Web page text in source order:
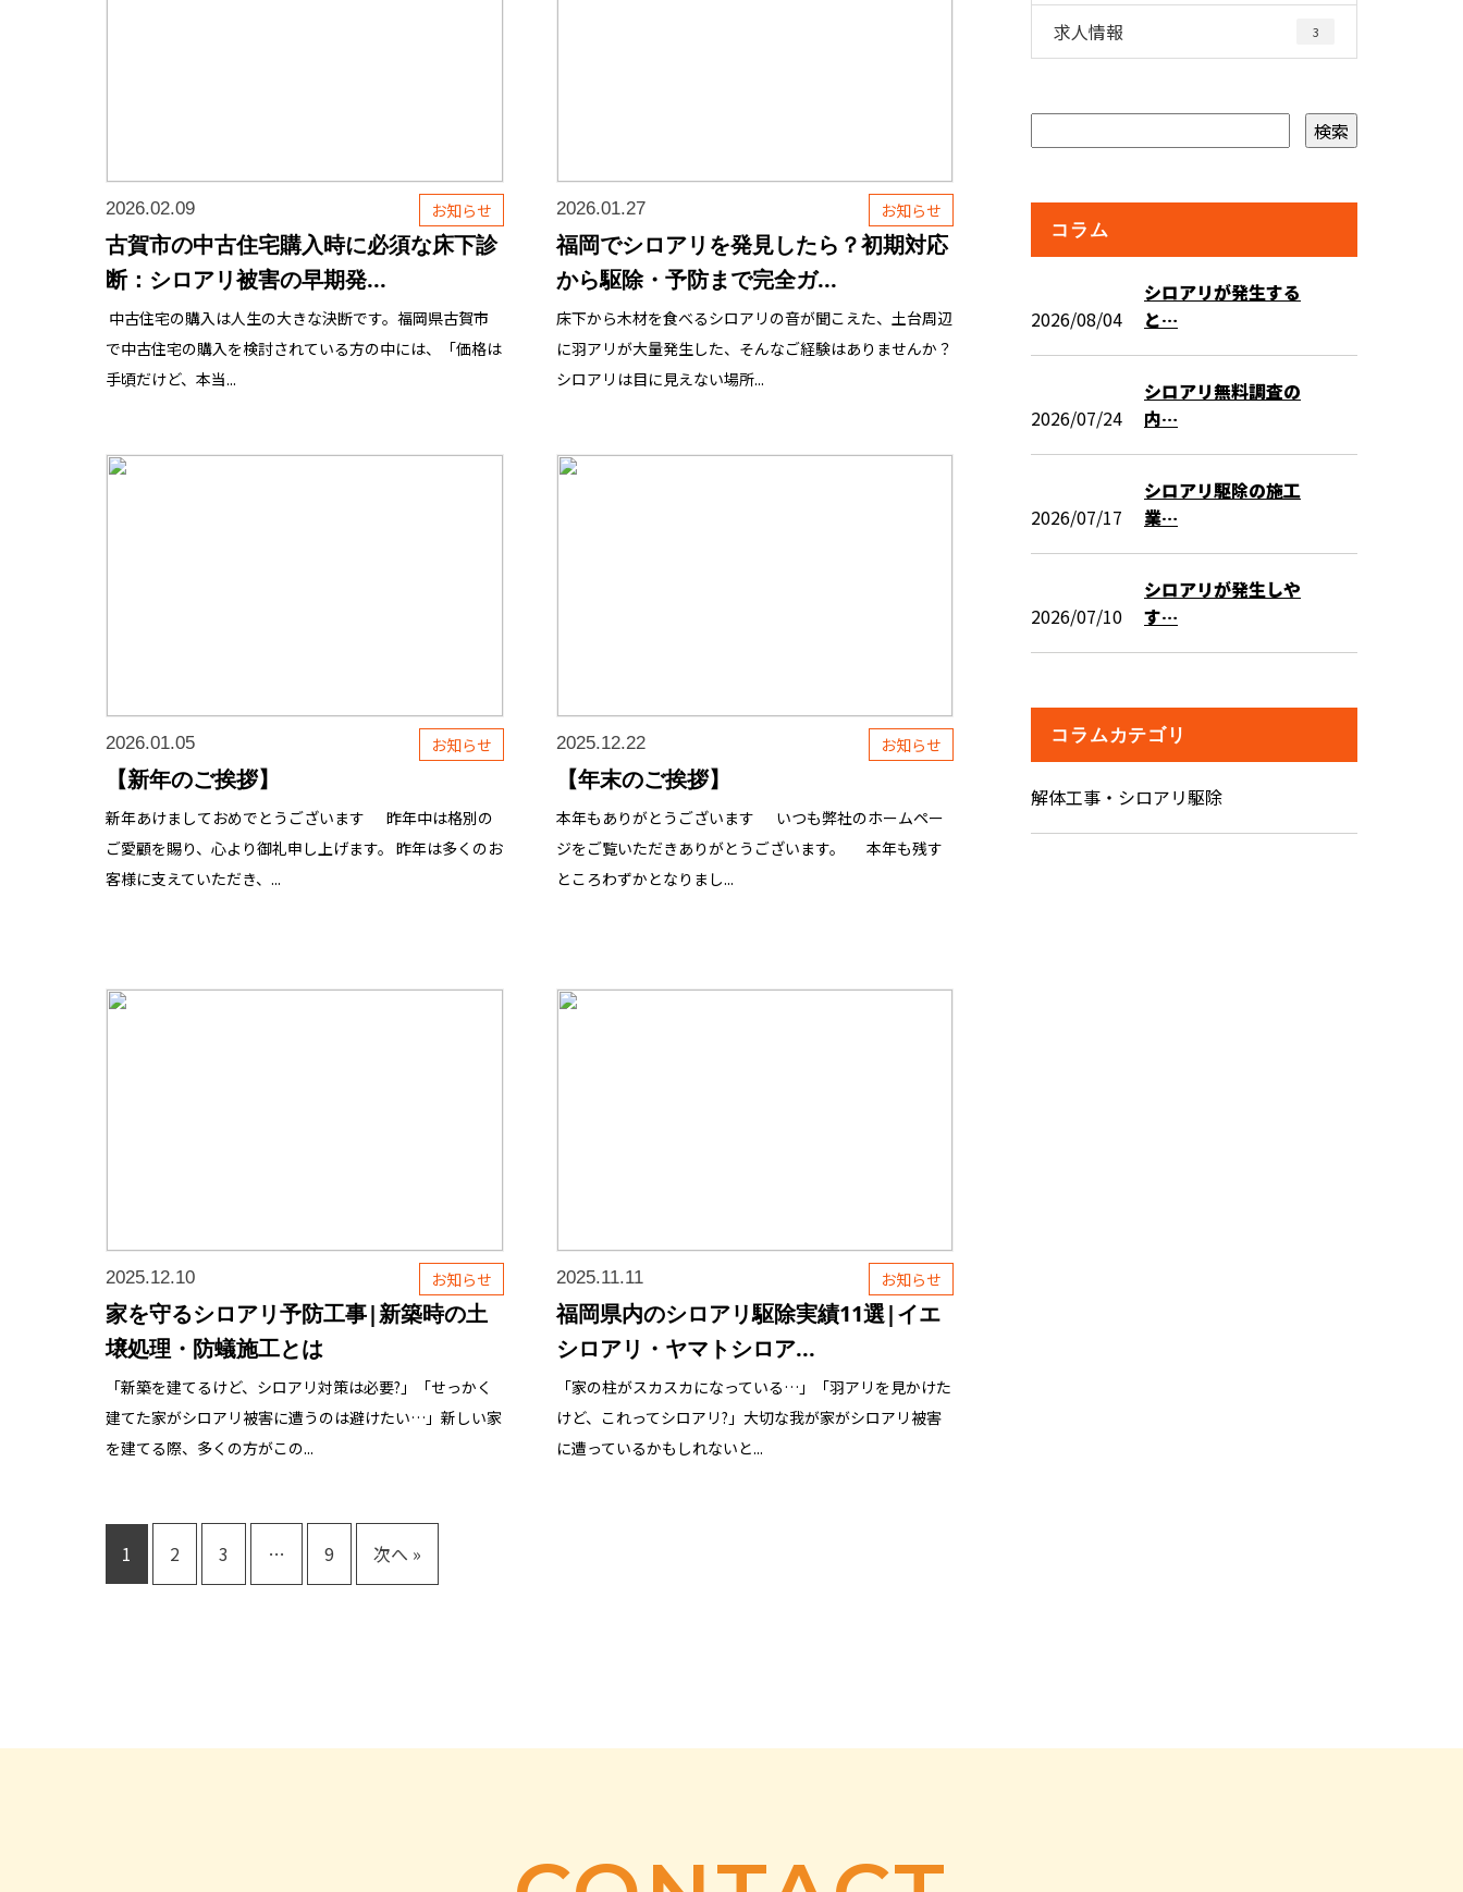
2026.02.09 お知らせ
古賀市の中古住宅購入時に必須な床下診
断：シロアリ被害の早期発...
中古住宅の購入は人生の大きな決断です。福岡県古賀市
で中古住宅の購入を検討されている方の中には、「価格は
手頃だけど、本当...
2026.01.27 お知らせ
福岡でシロアリを発見したら？初期対応
から駆除・予防まで完全ガ...
床下から木材を食べるシロアリの音が聞こえた、土台周辺
に羽アリが大量発生した、そんなご経験はありませんか？
シロアリは目に見えない場所...
2026.01.05 お知らせ
【新年のご挨拶】
新年あけましておめでとうございます 昨年中は格別の
ご愛顧を賜り、心より御礼申し上げます。 昨年は多くのお
客様に支えていただき、...
2025.12.22 お知らせ
【年末のご挨拶】
本年もありがとうございます いつも弊社のホームペー
ジをご覧いただきありがとうございます。 本年も残す
ところわずかとなりまし...
2025.12.10 お知らせ
家を守るシロアリ予防工事|新築時の土
壌処理・防蟻施工とは
「新築を建てるけど、シロアリ対策は必要?」「せっかく
建てた家がシロアリ被害に遭うのは避けたい…」新しい家
を建てる際、多くの方がこの...
2025.11.11 お知らせ
福岡県内のシロアリ駆除実績11選|イエ
シロアリ・ヤマトシロア...
「家の柱がスカスカになっている…」「羽アリを見かけた
けど、これってシロアリ?」大切な我が家がシロアリ被害
に遭っているかもしれないと...
1 2 3 … 9 次へ »
求人情報 3
コラム
2026/08/04
シロアリが発生する
と…
2026/07/24
シロアリ無料調査の
内…
2026/07/17
シロアリ駆除の施工
業…
2026/07/10
シロアリが発生しや
す…
コラムカテゴリ
解体工事・シロアリ駆除